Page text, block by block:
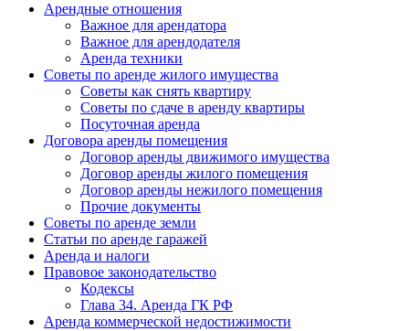
Арендные отношения
Важное для арендатора
Важное для арендодателя
Аренда техники
Советы по аренде жилого имущества
Советы как снять квартиру
Советы по сдаче в аренду квартиры
Посуточная аренда
Договора аренды помещения
Договор аренды движимого имущества
Договор аренды жилого помещения
Договор аренды нежилого помещения
Прочие документы
Советы по аренде земли
Статьи по аренде гаражей
Аренда и налоги
Правовое законодательство
Кодексы
Глава 34. Аренда ГК РФ
Аренда коммерческой недостижимости